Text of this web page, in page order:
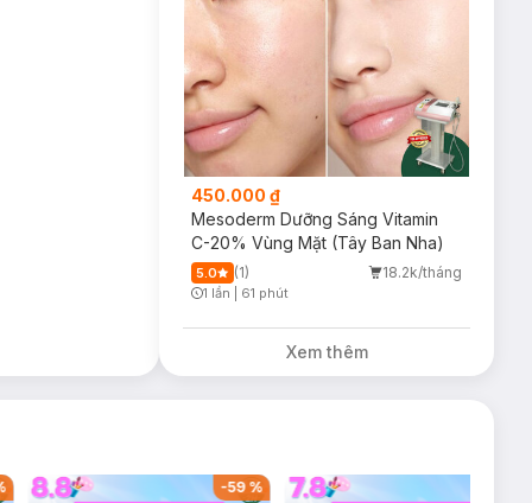
450.000 ₫
Mesoderm Dưỡng Sáng Vitamin
C-20% Vùng Mặt (Tây Ban Nha)
5.0 (1) 18.2k/tháng
1 lần 61 phút
Xem thêm
-59%